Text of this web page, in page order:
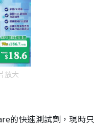
放大
的快速測試劑，現時只